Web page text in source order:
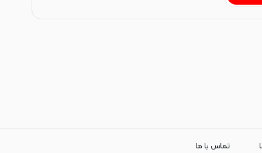
تماس با ما